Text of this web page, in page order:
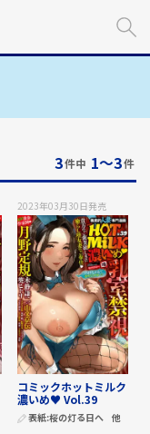
3件中 1〜3件
2023年03月30日発売
コミックホットミルク
濃いめ♥ Vol.39
表紙:桜の灯る日へ 他